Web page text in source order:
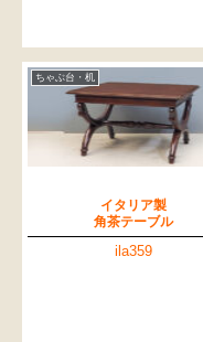
ちゃぶ台・机
イタリア製
角茶テーブル
ila359